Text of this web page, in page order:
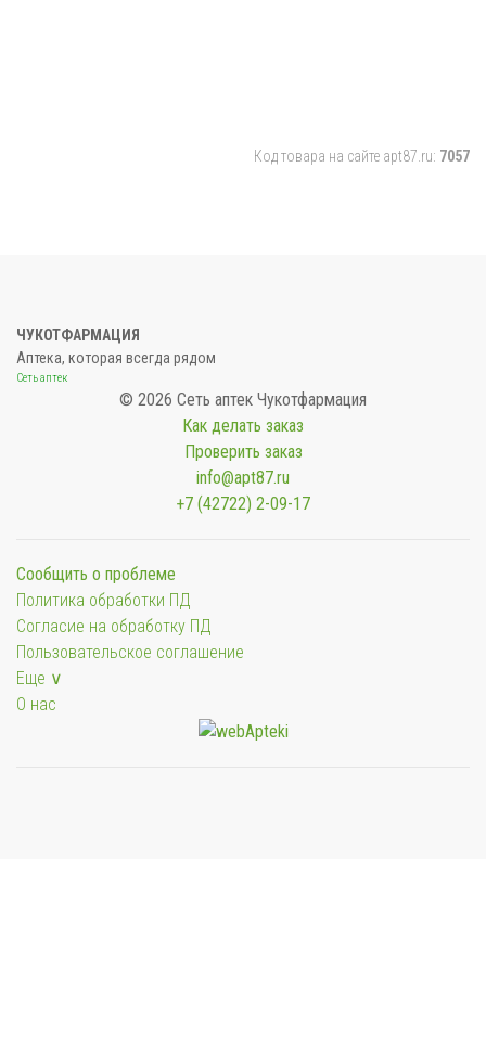
Код товара на сайте apt87.ru: 7057
ЧУКОТФАРМАЦИЯ
Аптека, которая всегда рядом
Сеть аптек
© 2026 Сеть аптек Чукотфармация
Как делать заказ
Проверить заказ
info@apt87.ru
+7 (42722) 2-09-17
Сообщить о проблеме
Политика обработки ПД
Согласие на обработку ПД
Пользовательское соглашение
Еще ∨
О нас